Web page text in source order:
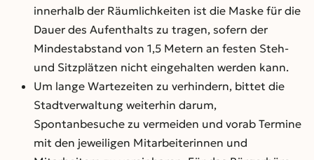
innerhalb der Räumlichkeiten ist die Maske für die
Dauer des Aufenthalts zu tragen, sofern der
Mindestabstand von 1,5 Metern an festen Steh-
und Sitzplätzen nicht eingehalten werden kann.
Um lange Wartezeiten zu verhindern, bittet die
Stadtverwaltung weiterhin darum,
Spontanbesuche zu vermeiden und vorab Termine
mit den jeweiligen Mitarbeiterinnen und